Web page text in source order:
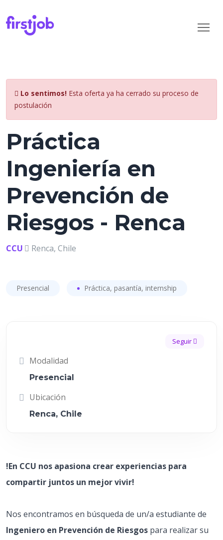
Lo sentimos! Esta oferta ya ha cerrado su proceso de
postulación
Práctica
Ingeniería en
Prevención de
Riesgos - Renca
CCU Renca, Chile
Presencial Práctica, pasantía, internship
Seguir
Modalidad
Presencial
Ubicación
Renca, Chile
!En CCU nos apasiona crear experiencias para
compartir juntos un mejor vivir!
Nos encontramos en búsqueda de un/a estudiante de
Ingeniero en Prevención de Riesgos para realizar su